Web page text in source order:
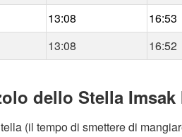
13:08 16:53
13:08 16:52
dello Stella Imsak
(il tempo di smettere di